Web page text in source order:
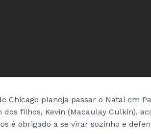
Chicago planeja passar o Natal em
dos filhos, Kevin (Macaulay Culkin),
é obrigado a se virar sozinho e